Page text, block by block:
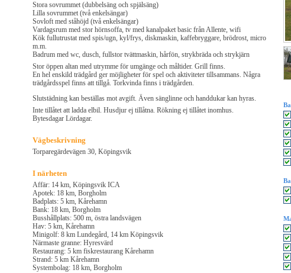
Stora sovrummet (dubbelsäng och spjälsäng)
Lilla sovrummet (två enkelsängar)
Sovloft med ståhöjd (två enkelsängar)
Vardagsrum med stor hörnsoffa, tv med kanalpaket basic från Allente, wifi
Kök fullutrustat med spis/ugn, kyl/frys, diskmaskin, kaffebryggare, brödrost, micro
m.m.
Badrum med wc, dusch, fullstor tvättmaskin, hårfön, strykbräda och strykjärn
Stor öppen altan med utrymme för umgänge och måltider. Grill finns.
En hel enskild trädgård ger möjligheter för spel och aktiviteter tillsammans. Några
trädgårdsspel finns att tillgå. Torkvinda finns i trädgården.
Slutstädning kan beställas mot avgift. Även sänglinne och handdukar kan hyras.
Inte tillåtet att ladda elbil. Husdjur ej tillåtna. Rökning ej tillåtet inomhus.
Bytesdagar Lördagar.
Vägbeskrivning
Torparegärdevägen 30, Köpingsvik
I närheten
Affär: 14 km, Köpingsvik ICA
Apotek: 18 km, Borgholm
Badplats: 5 km, Kårehamn
Bank: 18 km, Borgholm
Busshållplats: 500 m, östra landsvägen
Hav: 5 km, Kårehamn
Minigolf: 8 km Lundegård, 14 km Köpingsvik
Närmaste granne: Hyresvärd
Restaurang: 5 km fiskrestaurang Kårehamn
Strand: 5 km Kårehamn
Systembolag: 18 km, Borgholm